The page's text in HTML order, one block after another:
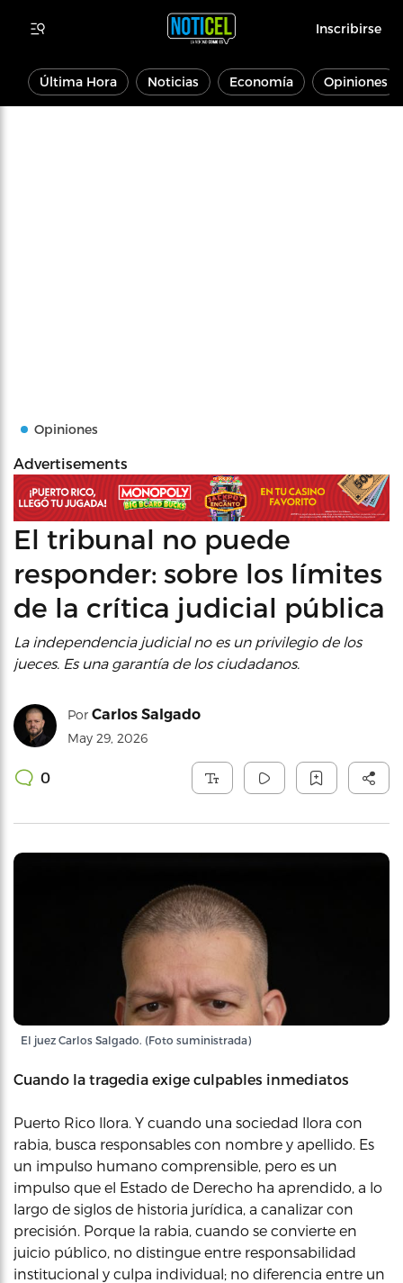
Inscribirse
Última Hora Noticias Economía Opiniones
Opiniones
Advertisements
El tribunal no puede
responder: sobre los límites
de la crítica judicial pública
La independencia judicial no es un privilegio de los
jueces. Es una garantía de los ciudadanos.
Por Carlos Salgado
May 29, 2026
0
El juez Carlos Salgado. (Foto suministrada)
Cuando la tragedia exige culpables inmediatos
Puerto Rico llora. Y cuando una sociedad llora con
rabia, busca responsables con nombre y apellido. Es
un impulso humano comprensible, pero es un
impulso que el Estado de Derecho ha aprendido, a lo
largo de siglos de historia jurídica, a canalizar con
precisión. Porque la rabia, cuando se convierte en
juicio público, no distingue entre responsabilidad
institucional y culpa individual; no diferencia entre un